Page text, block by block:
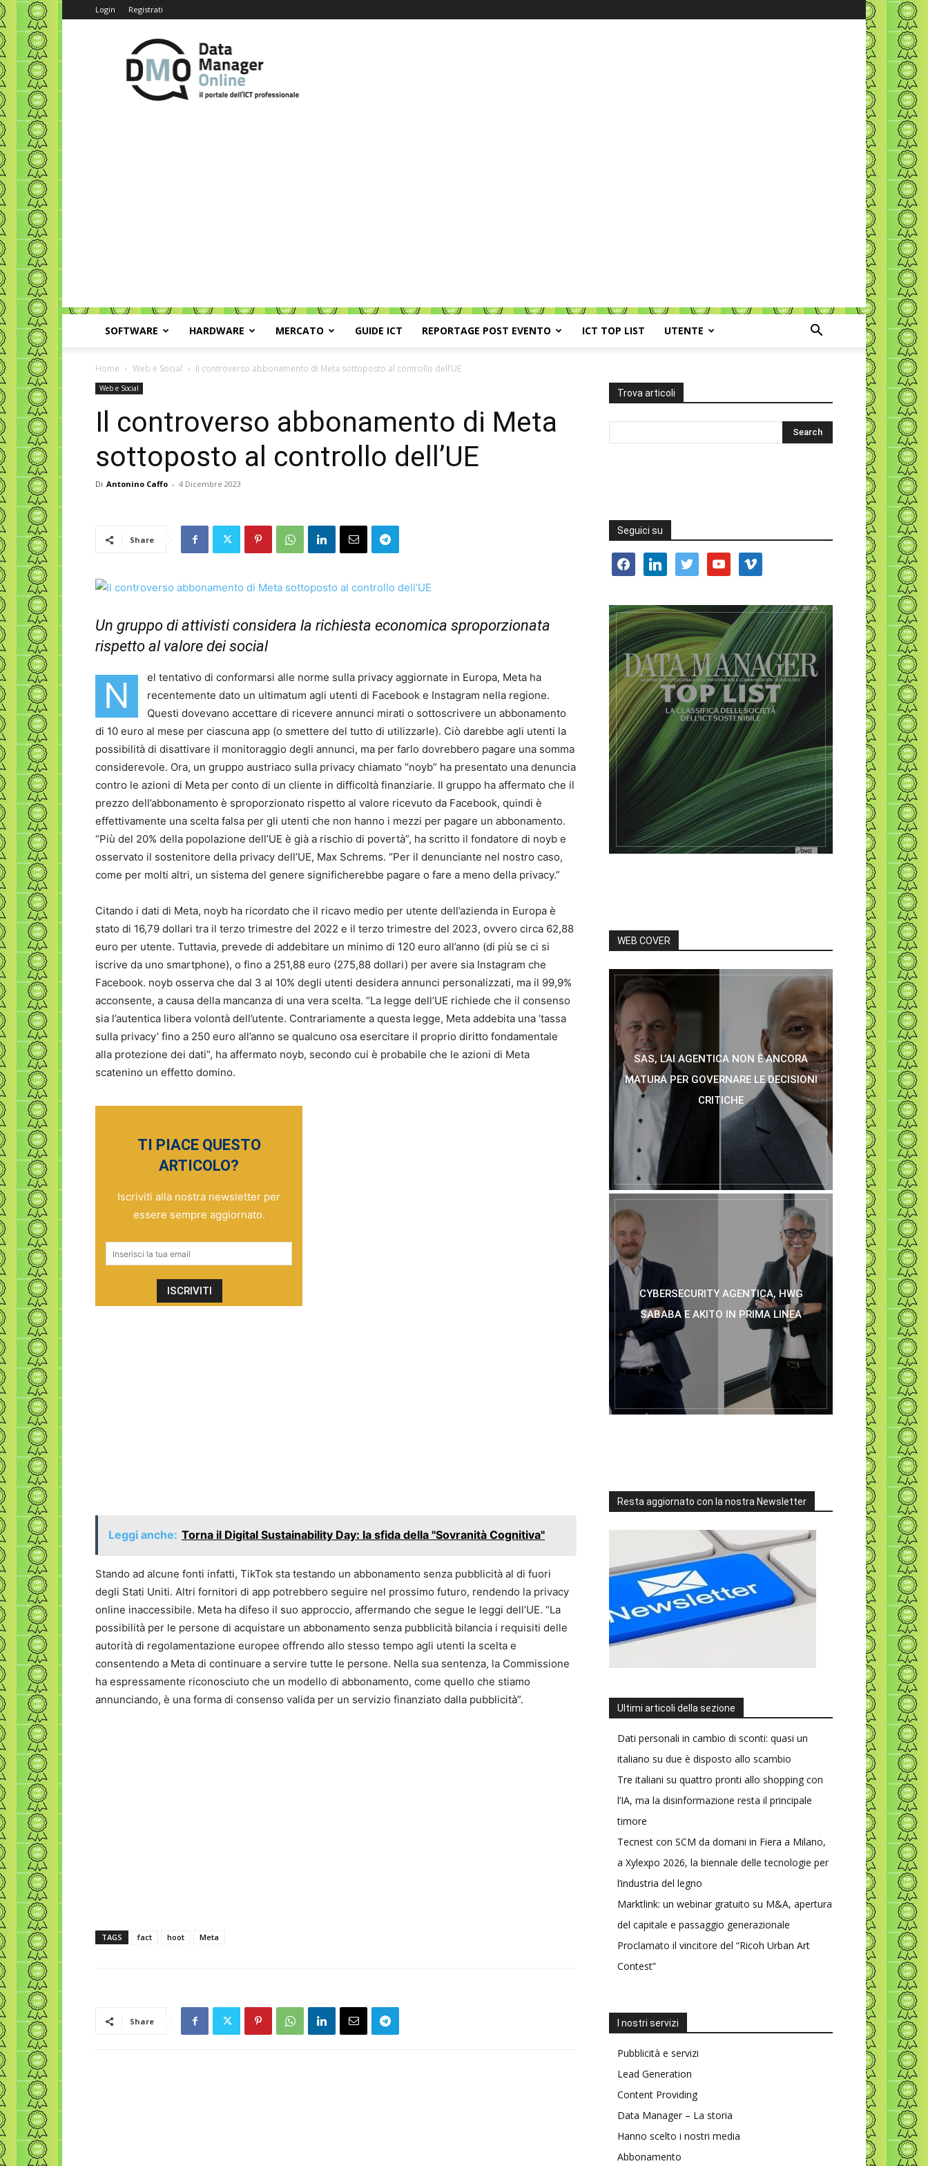
Login Registrati
Data
Manager
Online
SOFTWARE HARDWARE MERCATO GUIDE ICT REPORTAGE POST EVENTO ICT TOP LIST UTENTE
Home Web e Social Il controverso abbonamento di Meta sottoposto al controllo dell’UE
Web e Social
Il controverso abbonamento di Meta
sottoposto al controllo dell’UE
Di Antonino Caffo - 4 Dicembre 2023
Share
Un gruppo di attivisti considera la richiesta economica sproporzionata
rispetto al valore dei social
N
el tentativo di conformarsi alle norme sulla privacy aggiornate in Europa, Meta ha
recentemente dato un ultimatum agli utenti di Facebook e Instagram nella regione.
Questi dovevano accettare di ricevere annunci mirati o sottoscrivere un abbonamento
di 10 euro al mese per ciascuna app (o smettere del tutto di utilizzarle). Ciò darebbe agli utenti la
possibilità di disattivare il monitoraggio degli annunci, ma per farlo dovrebbero pagare una somma
considerevole. Ora, un gruppo austriaco sulla privacy chiamato “noyb” ha presentato una denuncia
contro le azioni di Meta per conto di un cliente in difficoltà finanziarie. Il gruppo ha affermato che il
prezzo dell’abbonamento è sproporzionato rispetto al valore ricevuto da Facebook, quindi è
effettivamente una scelta falsa per gli utenti che non hanno i mezzi per pagare un abbonamento.
“Più del 20% della popolazione dell’UE è già a rischio di povertà”, ha scritto il fondatore di noyb e
osservato il sostenitore della privacy dell’UE, Max Schrems. “Per il denunciante nel nostro caso,
come per molti altri, un sistema del genere significherebbe pagare o fare a meno della privacy.”
Citando i dati di Meta, noyb ha ricordato che il ricavo medio per utente dell’azienda in Europa è
stato di 16,79 dollari tra il terzo trimestre del 2022 e il terzo trimestre del 2023, ovvero circa 62,88
euro per utente. Tuttavia, prevede di addebitare un minimo di 120 euro all’anno (di più se ci si
iscrive da uno smartphone), o fino a 251,88 euro (275,88 dollari) per avere sia Instagram che
Facebook. noyb osserva che dal 3 al 10% degli utenti desidera annunci personalizzati, ma il 99,9%
acconsente, a causa della mancanza di una vera scelta. “La legge dell’UE richiede che il consenso
sia l’autentica libera volontà dell’utente. Contrariamente a questa legge, Meta addebita una ‘tassa
sulla privacy’ fino a 250 euro all’anno se qualcuno osa esercitare il proprio diritto fondamentale
alla protezione dei dati”, ha affermato noyb, secondo cui è probabile che le azioni di Meta
scatenino un effetto domino.
TI PIACE QUESTO
ARTICOLO?
Iscriviti alla nostra newsletter per
essere sempre aggiornato.
Leggi anche: Torna il Digital Sustainability Day: la sfida della "Sovranità Cognitiva"
Stando ad alcune fonti infatti, TikTok sta testando un abbonamento senza pubblicità al di fuori
degli Stati Uniti. Altri fornitori di app potrebbero seguire nel prossimo futuro, rendendo la privacy
online inaccessibile. Meta ha difeso il suo approccio, affermando che segue le leggi dell’UE. “La
possibilità per le persone di acquistare un abbonamento senza pubblicità bilancia i requisiti delle
autorità di regolamentazione europee offrendo allo stesso tempo agli utenti la scelta e
consentendo a Meta di continuare a servire tutte le persone. Nella sua sentenza, la Commissione
ha espressamente riconosciuto che un modello di abbonamento, come quello che stiamo
annunciando, è una forma di consenso valida per un servizio finanziato dalla pubblicità”.
TAGS fact hoot Meta
Share
Trova articoli
Seguici su
facebooklinkedin twitter youtube vimeo
WEB COVER
SAS, L’AI AGENTICA NON È ANCORA
MATURA PER GOVERNARE LE DECISIONI
CRITICHE
CYBERSECURITY AGENTICA, HWG
SABABA E AKITO IN PRIMA LINEA
Resta aggiornato con la nostra Newsletter
Ultimi articoli della sezione
Dati personali in cambio di sconti: quasi un
italiano su due è disposto allo scambio
Tre italiani su quattro pronti allo shopping con
l’IA, ma la disinformazione resta il principale
timore
Tecnest con SCM da domani in Fiera a Milano,
a Xylexpo 2026, la biennale delle tecnologie per
l’industria del legno
Marktlink: un webinar gratuito su M&A, apertura
del capitale e passaggio generazionale
Proclamato il vincitore del “Ricoh Urban Art
Contest”
I nostri servizi
Pubblicità e servizi
Lead Generation
Content Providing
Data Manager – La storia
Hanno scelto i nostri media
Abbonamento